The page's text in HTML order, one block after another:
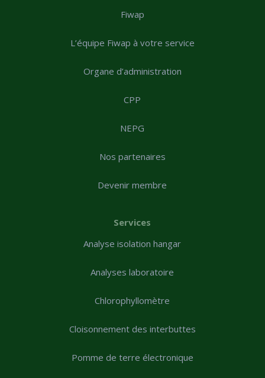
Fiwap
L’équipe Fiwap à votre service
Organe d’administration
CPP
NEPG
Nos partenaires
Devenir membre
Services
Analyse isolation hangar
Analyses laboratoire
Chlorophyllomètre
Cloisonnement des interbuttes
Pomme de terre électronique